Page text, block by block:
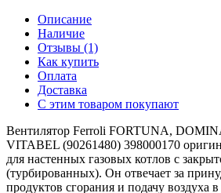
Описание
Наличие
Отзывы (1)
Как купить
Оплата
Доставка
С этим товаром покупают
Вентилятор Ferroli FORTUNA,
VITABEL (90261480) 398000170
для настенных газовых котлов с
(турбированных). Он отвечает за
продуктов сгорания и подачу воздуха в